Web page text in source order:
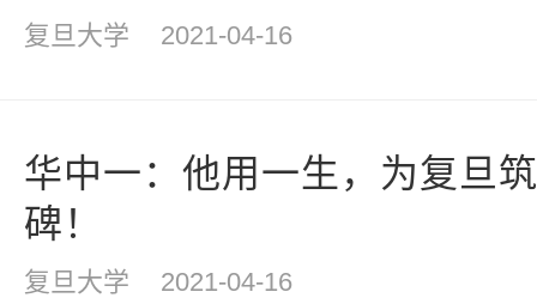
复旦大学 2021-04-16
华中一：他用一生，为复旦
碑！
复旦大学 2021-04-16